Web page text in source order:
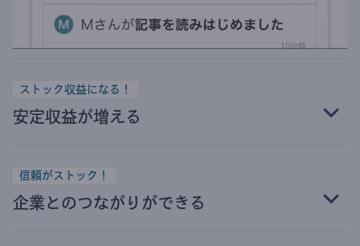
ストック収益になる！
安定収益が増える
信頼がストック！
企業とのつながりができる